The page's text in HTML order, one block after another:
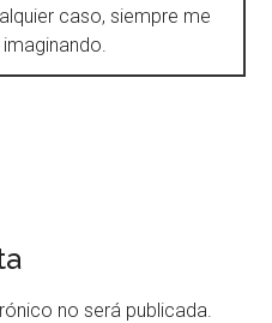
caso, siempre me
no será publicada.